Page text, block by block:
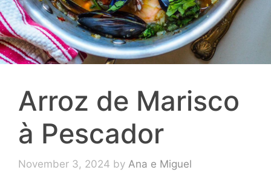
Arroz de Marisco
à Pescador
November 3, 2024 by Ana e Miguel